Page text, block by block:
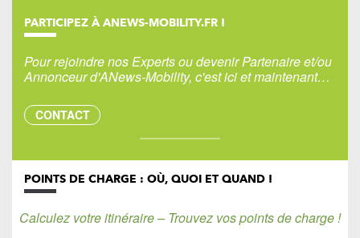
PARTICIPEZ À ANEWS-MOBILITY.FR !
Pour rejoindre nos Experts ou devenir Partenaire et/ou
Annonceur d'ANews-Mobility, c'est ici et maintenant…
CONTACT
POINTS DE CHARGE : OÙ, QUOI ET QUAND !
Calculez votre itinéraire – Trouvez vos points de charge !